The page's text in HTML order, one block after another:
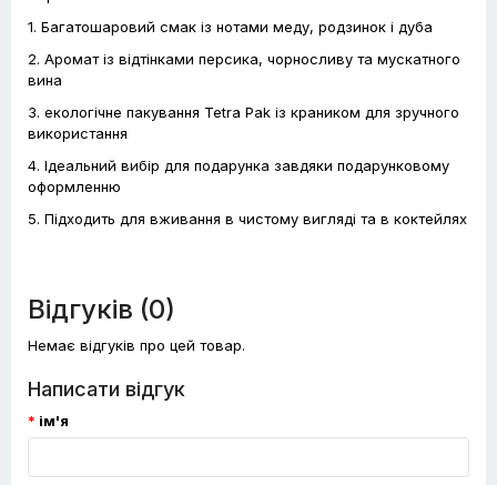
1. Багатошаровий смак із нотами меду, родзинок і дуба
2. Аромат із відтінками персика, чорносливу та мускатного
вина
3. екологічне пакування Tetra Pak із краником для зручного
використання
4. Ідеальний вибір для подарунка завдяки подарунковому
оформленню
5. Підходить для вживання в чистому вигляді та в коктейлях
Відгуків (0)
Немає відгуків про цей товар.
Написати відгук
ім'я